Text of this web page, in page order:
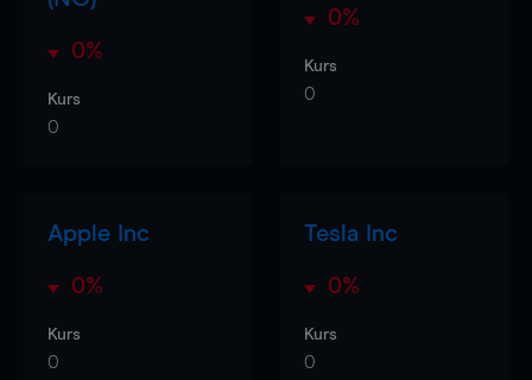
0%
Kurs
0
0%
Kurs
0
Apple Inc
0%
Kurs
0
Tesla Inc
0%
Kurs
0